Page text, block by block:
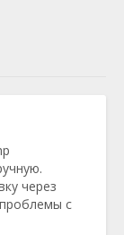
через
с